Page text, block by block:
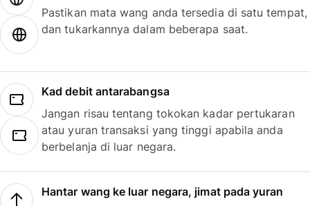
Pastikan mata wang anda tersedia di satu tempat,
dan tukarkannya dalam beberapa saat.
Kad debit antarabangsa
Jangan risau tentang tokokan kadar pertukaran
atau yuran transaksi yang tinggi apabila anda
berbelanja di luar negara.
Hantar wang ke luar negara, jimat pada yuran